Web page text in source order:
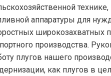
аппаратуры для
широкозахватных
производства.
плугов нашего
как плугов в